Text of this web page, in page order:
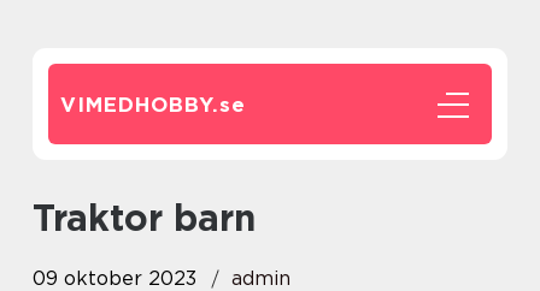
VIMEDHOBBY.se
traktor barn
09 oktober 2023 admin